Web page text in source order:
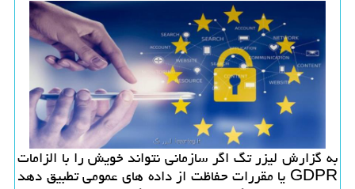
به گزارش لیزر تگ اگر سازمانی نتواند خویش را با الزامات
GDPR یا مقررات حفاظت از داده های عمومی تطبیق دهد